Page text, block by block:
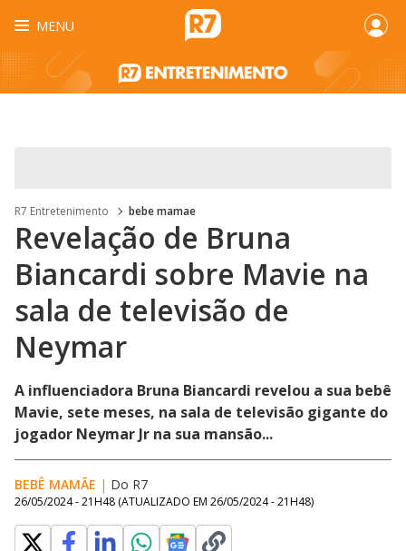
MENU
R7 Entretenimento bebe mamae
Revelação de Bruna
Biancardi sobre Mavie na
sala de televisão de
Neymar
A influenciadora Bruna Biancardi revelou a sua bebê
Mavie, sete meses, na sala de televisão gigante do
jogador Neymar Jr na sua mansão...
BEBÊ MAMÃE | Do R7
26/05/2024 - 21H48 (ATUALIZADO EM 26/05/2024 - 21H48)